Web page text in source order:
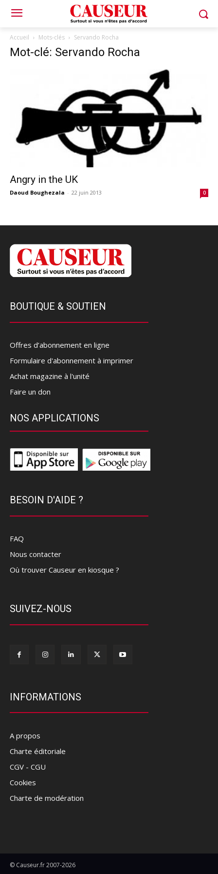
Accueil Mots-clés Servando Rocha
Mot-clé: Servando Rocha
Angry in the UK
Daoud Boughezala - 22 juin 2013 0
BOUTIQUE & SOUTIEN
Offres d’abonnement en ligne
Formulaire d'abonnement à imprimer
Achat magazine à l'unité
Faire un don
NOS APPLICATIONS
BESOIN D'AIDE ?
FAQ
Nous contacter
Où trouver Causeur en kiosque ?
SUIVEZ-NOUS
INFORMATIONS
A propos
Charte éditoriale
CGV - CGU
Cookies
Charte de modération
© Causeur.fr 2007-2026